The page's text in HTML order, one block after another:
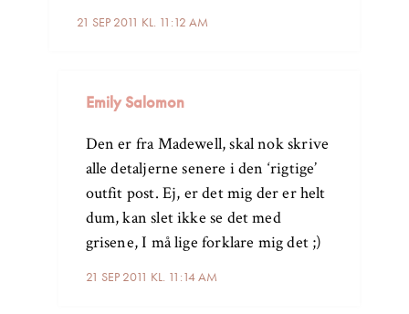
21 SEP 2011 KL. 11:12 AM
Emily Salomon
21 SEP 2011 KL. 11:14 AM
Den er fra Madewell, skal nok skrive
alle detaljerne senere i den ‘rigtige’
outfit post. Ej, er det mig der er helt
dum, kan slet ikke se det med
grisene, I må lige forklare mig det ;)